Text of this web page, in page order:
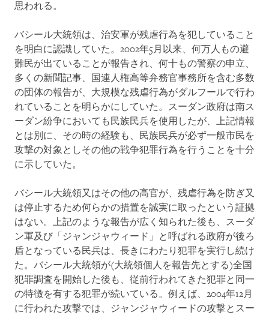
思われる。
バシール大統領は、治安軍が残虐行為を犯していること
を明白に認識していた。2002年5月以来、何万人もの避
難民が出ていることが報告され、何十もの警察の申立、
多くの新聞記事、国連人権高等弁務官事務所を含む多数
の団体の報告が、大規模な残虐行為がダルフールで行わ
れていることを明らかにしていた。スーダン政府は南ス
ーダン紛争においても民族民兵を使用したが、上記情報
とは別に、その時の経験も、民族民兵が必ず一般市民を
攻撃の対象としその他の戦争犯罪行為を行うことを十分
に示していた。
バシール大統領又はその他の高官が、残虐行為を防ぎ又
は停止するため何らかの措置を誠実に取ったという証拠
はない。上記のような報告が広く知られた後も、スーダ
ン軍及び「ジャンジャウィード」と呼ばれる政府が後ろ
盾となっている民兵は、長きにわたり犯罪を実行し続け
た。バシール大統領が(大統領個人を報告先とする)全国
犯罪調査を開始した後も、従前行われてきた犯罪と同一
の特徴を有する犯罪が続いている。例えば、2004年12月
に行われた攻撃では、ジャンジャウィードの攻撃とスー